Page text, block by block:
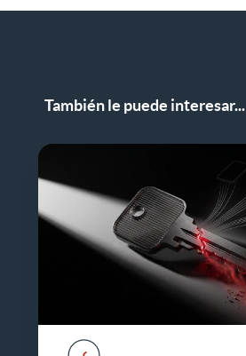
También le puede interesar...